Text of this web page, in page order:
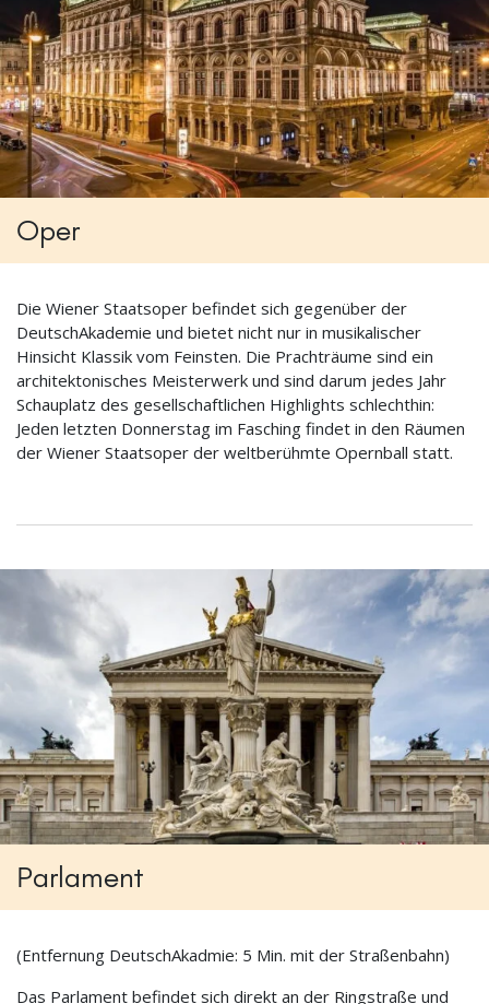
Oper
Die Wiener Staatsoper befindet sich gegenüber der
DeutschAkademie und bietet nicht nur in musikalischer
Hinsicht Klassik vom Feinsten. Die Prachträume sind ein
architektonisches Meisterwerk und sind darum jedes Jahr
Schauplatz des gesellschaftlichen Highlights schlechthin:
Jeden letzten Donnerstag im Fasching findet in den Räumen
der Wiener Staatsoper der weltberühmte Opernball statt.
Parlament
(Entfernung DeutschAkadmie: 5 Min. mit der Straßenbahn)
Das Parlament befindet sich direkt an der Ringstraße und